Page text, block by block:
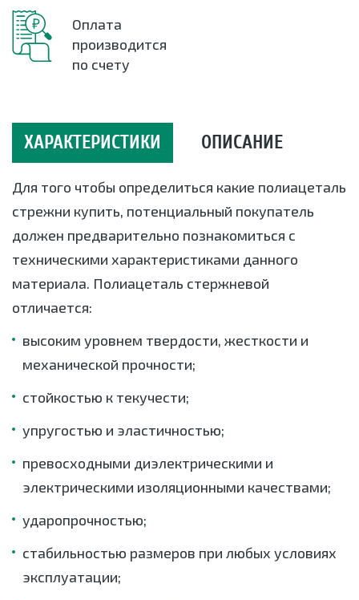
Оплата
производится
по счету
ХАРАКТЕРИСТИКИ ОПИСАНИЕ
Для того чтобы определиться какие полиацеталь
стрежни купить, потенциальный покупатель
должен предварительно познакомиться с
техническими характеристиками данного
материала. Полиацеталь стержневой
отличается:
высоким уровнем твердости, жесткости и
механической прочности;
стойкостью к текучести;
упругостью и эластичностью;
превосходными диэлектрическими и
электрическими изоляционными качествами;
ударопрочностью;
стабильностью размеров при любых условиях
эксплуатации;